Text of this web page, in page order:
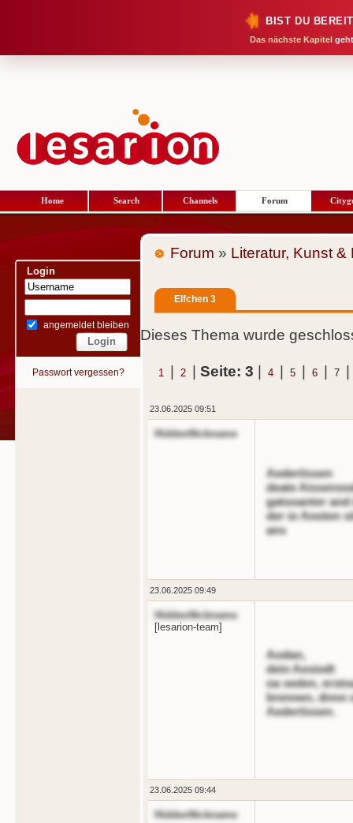
BIST DU
Das nächste Kapitel
Home Search Channels Forum
Login
angemeldet bleiben
Passwort vergessen?
Forum » Literatur, Kunst &
Elfchen 3
Dieses Thema wurde
1 | 2 | Seite: 3 | 4 | 5 | 6 | 7 |
23.06.2025 09:51
HiddenNickname
Aedertissen
deate
gatooanter
der io Anoten
ans
23.06.2025 09:49
HiddenNickname
[lesarion-team]
Aodan,
dein Aesiodt
oa seden,
brennen, dnnn
Aedertissen.
23.06.2025 09:44
HiddenNickname